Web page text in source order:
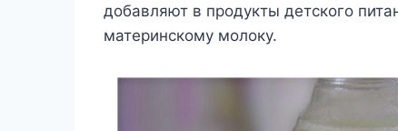
добавляют в продукты детского
материнскому молоку.